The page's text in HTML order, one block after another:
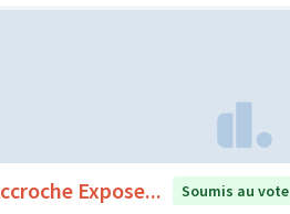
Expose... Soumis au vote